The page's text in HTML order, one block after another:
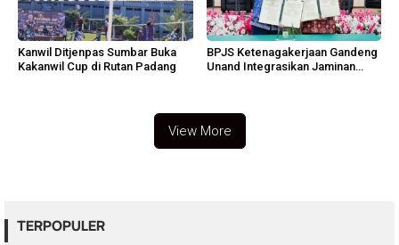
Kanwil Ditjenpas Sumbar Buka
Kakanwil Cup di Rutan Padang
BPJS Ketenagakerjaan Gandeng
Unand Integrasikan Jaminan
View More
TERPOPULER